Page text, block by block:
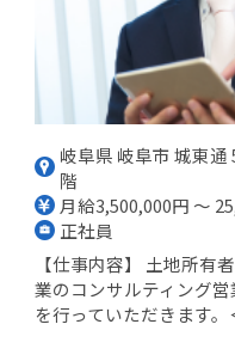
岐阜県 岐阜市 城東
階
月給3,500,000円 ～
正社員
【仕事内容】 土地所有
業のコンサルティング
を行っていただきます